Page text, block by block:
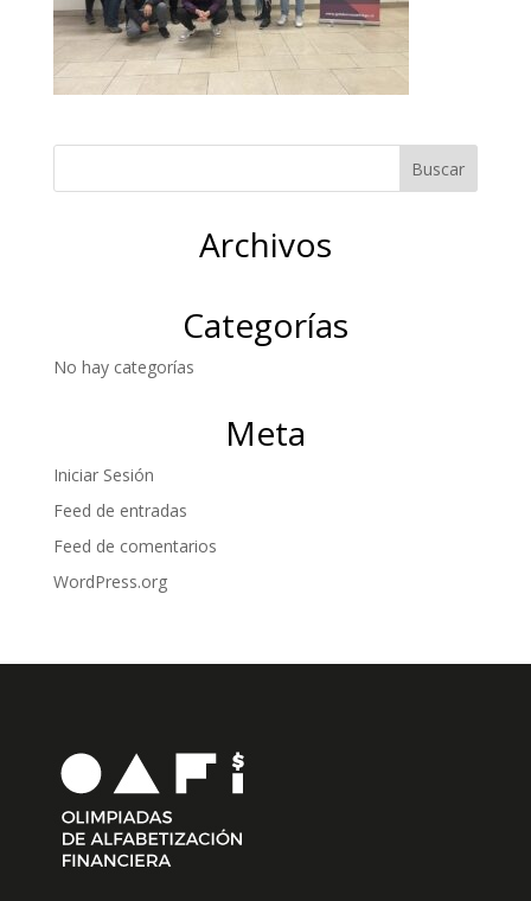
Archivos
Categorías
No hay categorías
Meta
Iniciar Sesión
Feed de entradas
Feed de comentarios
WordPress.org